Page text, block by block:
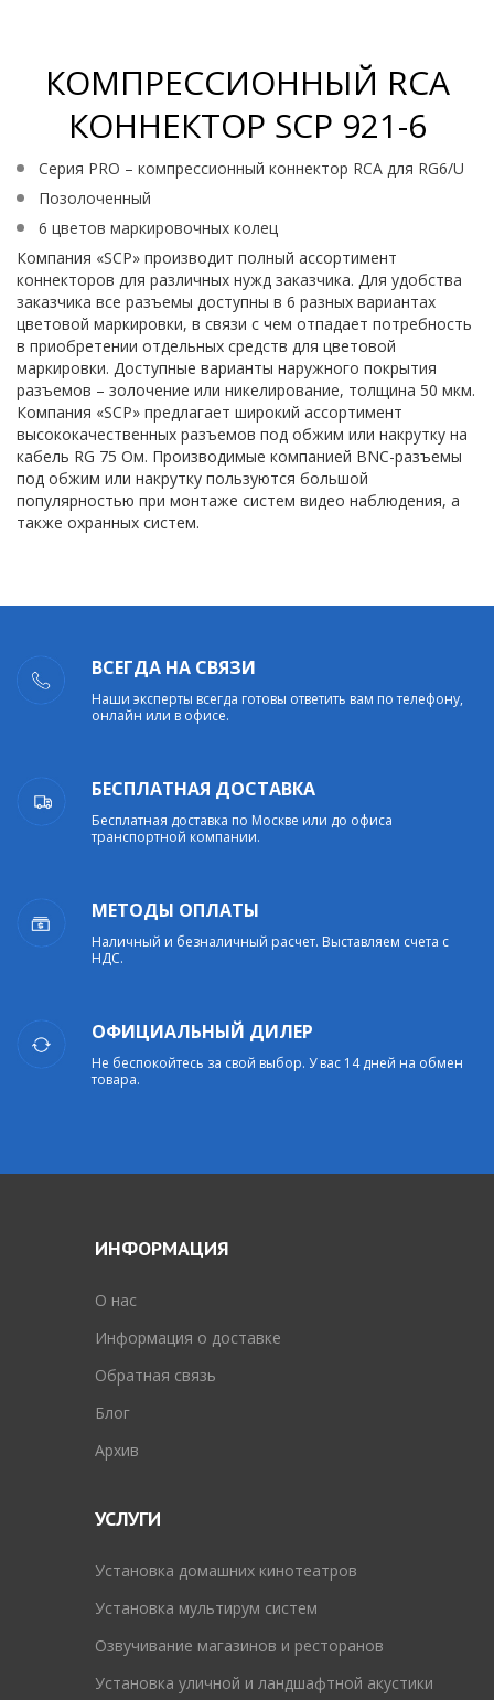
КОМПРЕССИОННЫЙ RCA
КОННЕКТОР SCP 921-6
Серия PRO – компрессионный коннектор RCA для RG6/U
Позолоченный
6 цветов маркировочных колец
Компания «SCP» производит полный ассортимент
коннекторов для различных нужд заказчика. Для удобства
заказчика все разъемы доступны в 6 разных вариантах
цветовой маркировки, в связи с чем отпадает потребность
в приобретении отдельных средств для цветовой
маркировки. Доступные варианты наружного покрытия
разъемов – золочение или никелирование, толщина 50 мкм.
Компания «SCP» предлагает широкий ассортимент
высококачественных разъемов под обжим или накрутку на
кабель RG 75 Ом. Производимые компанией BNC-разъемы
под обжим или накрутку пользуются большой
популярностью при монтаже систем видео наблюдения, а
также охранных систем.
ВСЕГДА НА СВЯЗИ
Наши эксперты всегда готовы ответить вам по телефону,
онлайн или в офисе.
БЕСПЛАТНАЯ ДОСТАВКА
Бесплатная доставка по Москве или до офиса
транспортной компании.
МЕТОДЫ ОПЛАТЫ
Наличный и безналичный расчет. Выставляем счета с
НДС.
ОФИЦИАЛЬНЫЙ ДИЛЕР
Не беспокойтесь за свой выбор. У вас 14 дней на обмен
товара.
ИНФОРМАЦИЯ
O нас
Информация о доставке
Обратная связь
Блог
Архив
УСЛУГИ
Установка домашних кинотеатров
Установка мультирум систем
Озвучивание магазинов и ресторанов
Установка уличной и ландшафтной акустики